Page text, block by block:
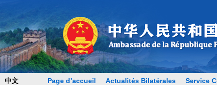
中文 Page d’accueil Actualités Bilatérales Service